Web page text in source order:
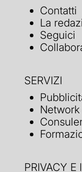
Contatti
La
Seguici
SERVIZI
PRIVACY E